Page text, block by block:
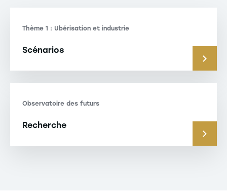
Thème 1 : Ubérisation et industrie
Scénarios
Observatoire des futurs
Recherche